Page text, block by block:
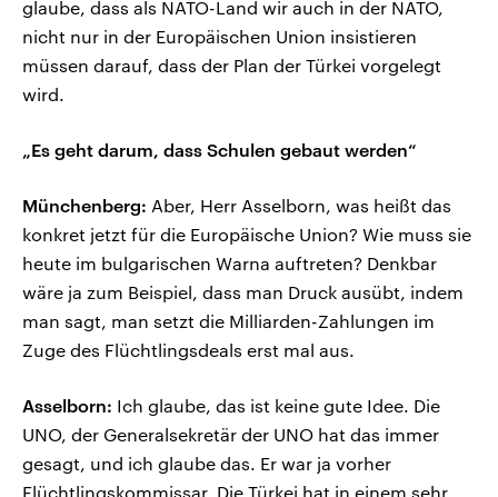
glaube, dass als NATO-Land wir auch in der NATO,
nicht nur in der Europäischen Union insistieren
müssen darauf, dass der Plan der Türkei vorgelegt
wird.
„Es geht darum, dass Schulen gebaut werden“
Münchenberg: Aber, Herr Asselborn, was heißt das
konkret jetzt für die Europäische Union? Wie muss sie
heute im bulgarischen Warna auftreten? Denkbar
wäre ja zum Beispiel, dass man Druck ausübt, indem
man sagt, man setzt die Milliarden-Zahlungen im
Zuge des Flüchtlingsdeals erst mal aus.
Asselborn: Ich glaube, das ist keine gute Idee. Die
UNO, der Generalsekretär der UNO hat das immer
gesagt, und ich glaube das. Er war ja vorher
Flüchtlingskommissar. Die Türkei hat in einem sehr,